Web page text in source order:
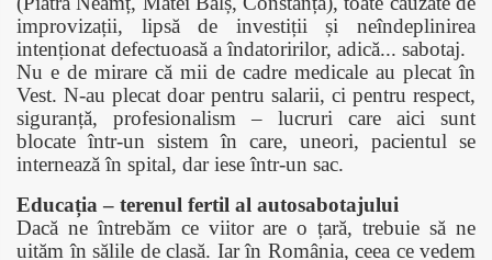
improvizații, lipsă de investiții și neîndeplinirea
intenționat defectuoasă a îndatoririlor, adică... sabotaj.
Nu e de mirare că mii de cadre medicale au plecat în
Vest. N-au plecat doar pentru salarii, ci pentru respect,
siguranță, profesionalism – lucruri care aici sunt
blocate într-un sistem în care, uneori, pacientul se
internează în spital, dar iese într-un sac.
Educația – terenul fertil al autosabotajului
Dacă ne întrebăm ce viitor are o țară, trebuie să ne
uităm în sălile de clasă. Iar în România, ceea ce vedem